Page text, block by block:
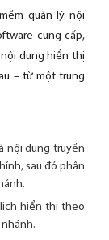
quản lý nội
cung cấp,
dung hiển thị
– từ một trung
nội dung truyền
sau đó phân
hiển thị theo